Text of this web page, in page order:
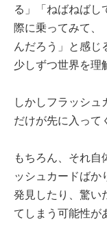
る」「ねばねばし
際に乗ってみて、
んだろう」と感じ
少しずつ世界を理
しかしフラッシュ
だけが先に入って
もちろん、それ自
ッシュカードばか
発見したり、驚い
てしまう可能性が